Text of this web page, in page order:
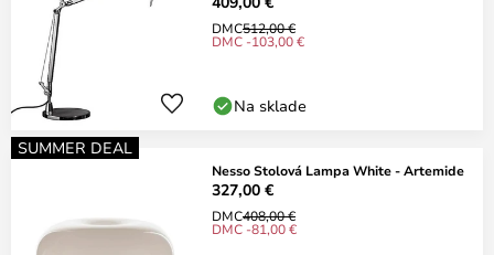
DMC512,00 €
DMC -103,00 €
Na sklade
SUMMER DEAL
Nesso Stolová Lampa White - Artemide
327,00 €
DMC408,00 €
DMC -81,00 €